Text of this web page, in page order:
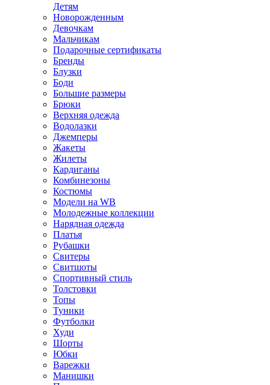
Детям
Новорожденным
Девочкам
Мальчикам
Подарочные сертификаты
Бренды
Блузки
Боди
Большие размеры
Брюки
Верхняя одежда
Водолазки
Джемперы
Жакеты
Жилеты
Кардиганы
Комбинезоны
Костюмы
Модели на WB
Молодежные коллекции
Нарядная одежда
Платья
Рубашки
Свитеры
Свитшоты
Спортивный стиль
Толстовки
Топы
Туники
Футболки
Худи
Шорты
Юбки
Варежки
Манишки